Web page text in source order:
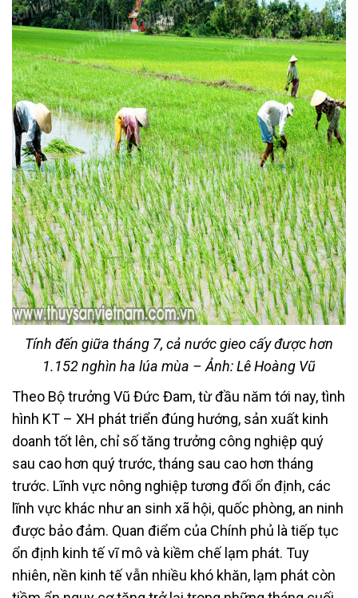
Tính đến giữa tháng 7, cả nước gieo cấy được hơn
1.152 nghìn ha lúa mùa – Ảnh: Lê Hoàng Vũ
Theo Bộ trưởng Vũ Đức Đam, từ đầu năm tới nay, tình
hình KT – XH phát triển đúng hướng, sản xuất kinh
doanh tốt lên, chỉ số tăng trưởng công nghiệp quý
sau cao hơn quý trước, tháng sau cao hơn tháng
trước. Lĩnh vực nông nghiệp tương đối ổn định, các
lĩnh vực khác như an sinh xã hội, quốc phòng, an ninh
được bảo đảm. Quan điểm của Chính phủ là tiếp tục
ổn định kinh tế vĩ mô và kiềm chế lạm phát. Tuy
nhiên, nền kinh tế vẫn nhiều khó khăn, lạm phát còn